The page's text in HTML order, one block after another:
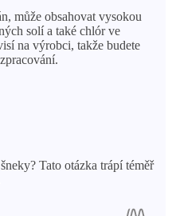
může obsahovat vysokou
solí a také chlór ve
na výrobci, takže budete
Tato otázka trápí téměř